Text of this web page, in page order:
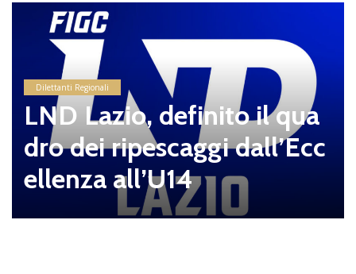
Dilettanti Regionali
LND Lazio, definito il qua
dro dei ripescaggi dall’Ecc
ellenza all’U14